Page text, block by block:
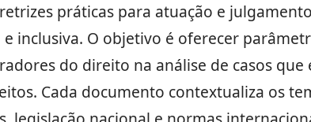
práticas para atuação e
inclusiva. O objetivo é oferecer
do direito na análise de casos que
Cada documento contextualiza os